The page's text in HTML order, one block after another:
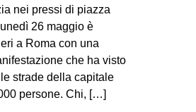
nei pressi di piazza
26 maggio è
a Roma con una
che ha visto
strade della capitale
persone. Chi, […]